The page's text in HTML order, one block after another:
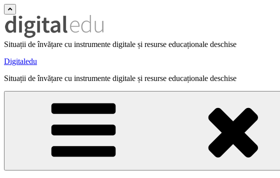
Situații de învățare cu instrumente digitale și resurse educaționale deschise
Digitaledu
Situații de învățare cu instrumente digitale și resurse educaționale deschise